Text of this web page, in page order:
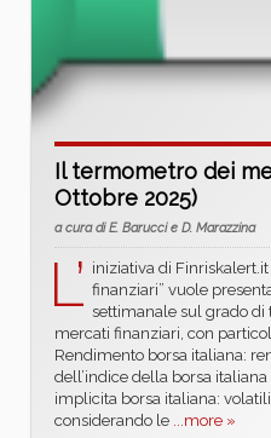
Il termometro dei
Ottobre 2025)
a cura di E. Barucci e D. Marazzina
L’ iniziativa di
finanziari” vuole
settimanale sul grado
mercati finanziari, con
Rendimento borsa italiana:
dell’indice della borsa
implicita borsa italiana:
considerando le ...more »